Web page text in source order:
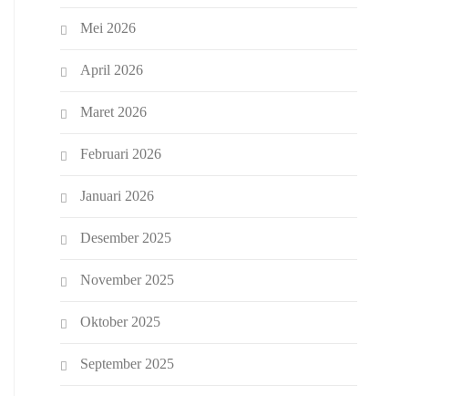
Mei 2026
April 2026
Maret 2026
Februari 2026
Januari 2026
Desember 2025
November 2025
Oktober 2025
September 2025